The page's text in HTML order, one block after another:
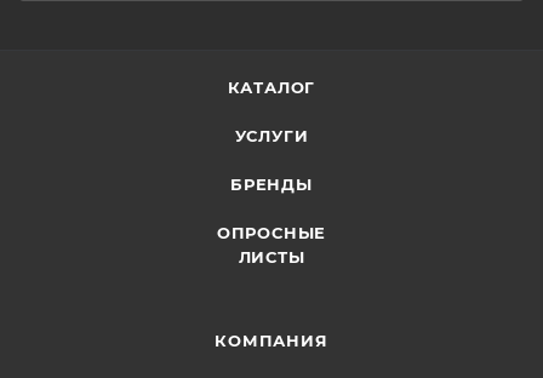
КАТАЛОГ
УСЛУГИ
БРЕНДЫ
ОПРОСНЫЕ
ЛИСТЫ
КОМПАНИЯ